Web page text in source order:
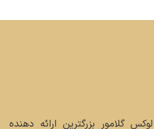
گلامور بزرگترین ارائه دهنده